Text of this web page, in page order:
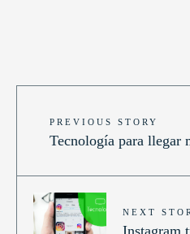
PREVIOUS STORY
Tecnología para llegar
NEXT
Instagram